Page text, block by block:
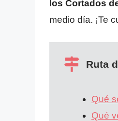
los Cortados
medio día. ¡Te
Ruta
Qué
Qué